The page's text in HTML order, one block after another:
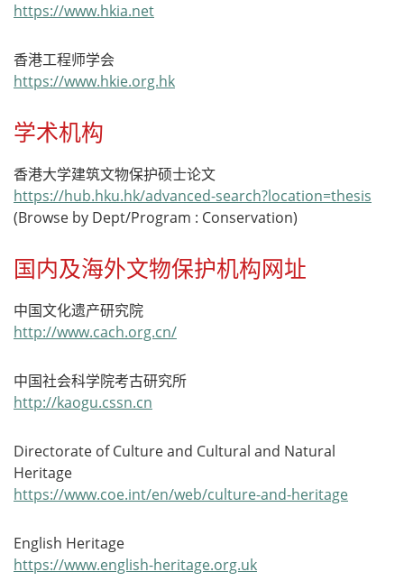
https://www.hkia.net
香港工程师学会
https://www.hkie.org.hk
学术机构
香港大学建筑文物保护硕士论文
https://hub.hku.hk/advanced-search?location=thesis
(Browse by Dept/Program : Conservation)
国内及海外文物保护机构网址
中国文化遗产研究院
http://www.cach.org.cn/
中国社会科学院考古研究所
http://kaogu.cssn.cn
Directorate of Culture and Cultural and Natural
Heritage
https://www.coe.int/en/web/culture-and-heritage
English Heritage
https://www.english-heritage.org.uk